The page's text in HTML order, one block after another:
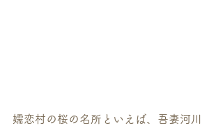
嬬恋村の桜の名所といえば、吾妻河川